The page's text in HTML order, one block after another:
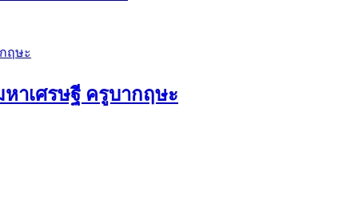
าเศรษฐี ครูบากฤษะ